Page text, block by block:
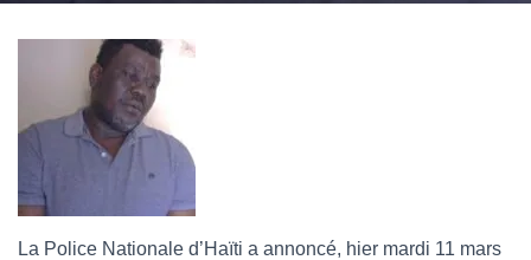
La Police Nationale d’Haïti a annoncé, hier mardi 11 mars